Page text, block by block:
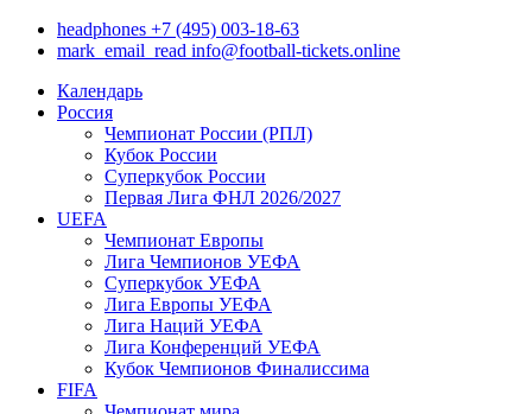
headphones +7 (495) 003-18-63
mark_email_read info@football-tickets.online
Календарь
Россия
Чемпионат России (РПЛ)
Кубок России
Суперкубок России
Первая Лига ФНЛ 2026/2027
UEFA
Чемпионат Европы
Лига Чемпионов УЕФА
Суперкубок УЕФА
Лига Европы УЕФА
Лига Наций УЕФА
Лига Конференций УЕФА
Кубок Чемпионов Финалиссима
FIFA